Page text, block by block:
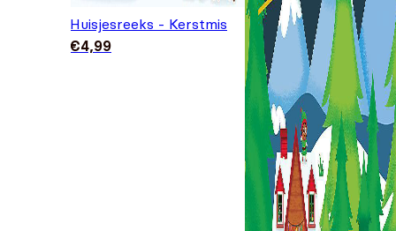
Huisjesreeks - Kerstmis
€4,99